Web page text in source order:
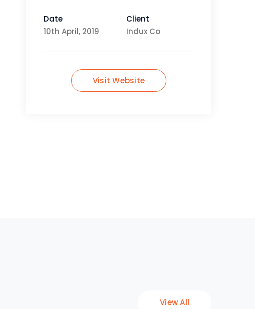
Date
10th April, 2019
Client
Indux Co
Visit Website
View All